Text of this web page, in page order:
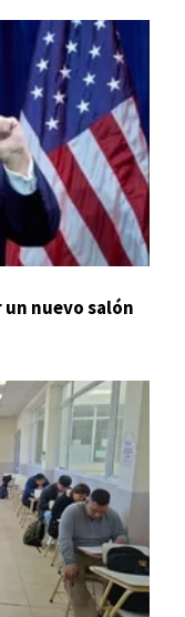
nuevo salón